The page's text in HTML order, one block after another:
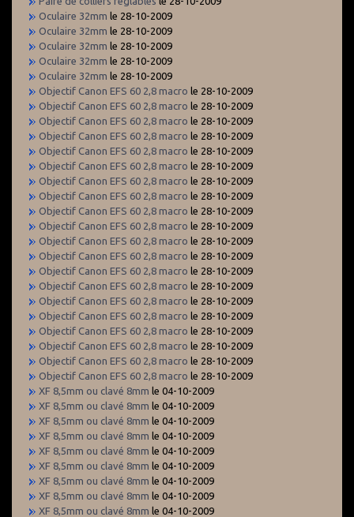
Oculaire 32mm le 28-10-2009
Oculaire 32mm le 28-10-2009
Oculaire 32mm le 28-10-2009
Oculaire 32mm le 28-10-2009
Oculaire 32mm le 28-10-2009
Objectif Canon EFS 60 2,8 macro le 28-10-2009
Objectif Canon EFS 60 2,8 macro le 28-10-2009
Objectif Canon EFS 60 2,8 macro le 28-10-2009
Objectif Canon EFS 60 2,8 macro le 28-10-2009
Objectif Canon EFS 60 2,8 macro le 28-10-2009
Objectif Canon EFS 60 2,8 macro le 28-10-2009
Objectif Canon EFS 60 2,8 macro le 28-10-2009
Objectif Canon EFS 60 2,8 macro le 28-10-2009
Objectif Canon EFS 60 2,8 macro le 28-10-2009
Objectif Canon EFS 60 2,8 macro le 28-10-2009
Objectif Canon EFS 60 2,8 macro le 28-10-2009
Objectif Canon EFS 60 2,8 macro le 28-10-2009
Objectif Canon EFS 60 2,8 macro le 28-10-2009
Objectif Canon EFS 60 2,8 macro le 28-10-2009
Objectif Canon EFS 60 2,8 macro le 28-10-2009
Objectif Canon EFS 60 2,8 macro le 28-10-2009
Objectif Canon EFS 60 2,8 macro le 28-10-2009
Objectif Canon EFS 60 2,8 macro le 28-10-2009
Objectif Canon EFS 60 2,8 macro le 28-10-2009
Objectif Canon EFS 60 2,8 macro le 28-10-2009
XF 8,5mm ou clavé 8mm le 04-10-2009
XF 8,5mm ou clavé 8mm le 04-10-2009
XF 8,5mm ou clavé 8mm le 04-10-2009
XF 8,5mm ou clavé 8mm le 04-10-2009
XF 8,5mm ou clavé 8mm le 04-10-2009
XF 8,5mm ou clavé 8mm le 04-10-2009
XF 8,5mm ou clavé 8mm le 04-10-2009
XF 8,5mm ou clavé 8mm le 04-10-2009
XF 8,5mm ou clavé 8mm le 04-10-2009